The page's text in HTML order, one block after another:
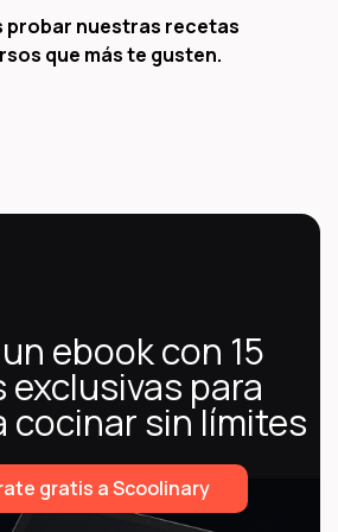
probar nuestras recetas
que más te gusten.
ebook con 15
exclusivas para
cocinar sin límites
gratis a Scoolinary